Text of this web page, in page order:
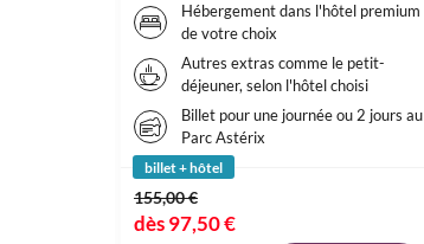
Hébergement dans l'hôtel premium
de votre choix
Autres extras comme le petit-
déjeuner, selon l'hôtel choisi
Billet pour une journée ou 2 jours au
Parc Astérix
billet + hôtel
155,00 €
dès97,50 €